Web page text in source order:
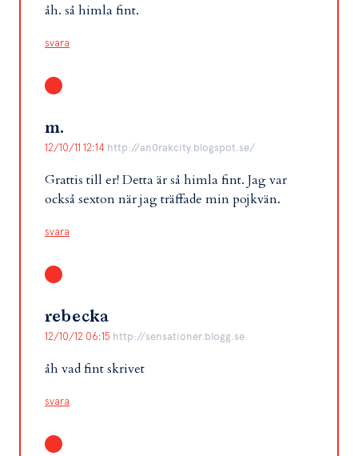
åh. så himla fint.
svara
m.
12/10/11 12:14 http://an0rakcity.blogspot.se/
Grattis till er! Detta är så himla fint. Jag var
också sexton när jag träffade min pojkvän.
svara
rebecka
12/10/12 06:15 http://sensationer.blogg.se
åh vad fint skrivet
svara